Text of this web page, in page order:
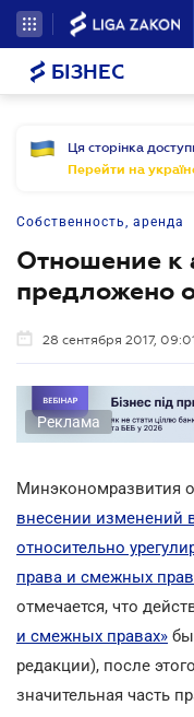
БІЗНЕС
Ця сторінка
Перейти на
Собственность, аренда
Отношение к
предложено
28 сентября 2017,
Реклама
Минэкономразвития
внесении изменений
относительно
права и смежных
отмечается, что
и смежных правах»
редакции), после
значительная часть